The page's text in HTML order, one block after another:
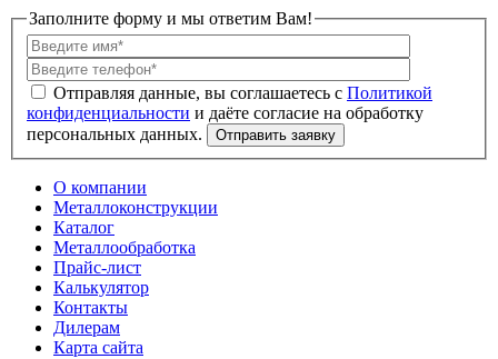
Заполните форму и мы ответим Вам!
Политикой
конфиденциальности
О компании
Металлоконструкции
Каталог
Металлообработка
Прайс-лист
Калькулятор
Контакты
Дилерам
Карта сайта